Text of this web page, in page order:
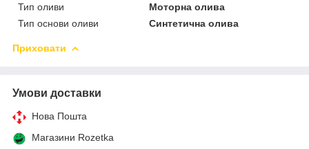
Тип оливи
Моторна олива
Тип основи оливи
Синтетична олива
Приховати
Умови доставки
Нова Пошта
Магазини Rozetka